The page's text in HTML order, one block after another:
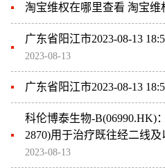
淘宝维权在哪里查看 淘宝维
广东省阳江市2023-08-13
2023-08-13
广东省阳江市2023-08-13
科伦博泰生物-B(06990.HK)
2870)用于治疗既往经二线
除的局部晚期、复发或转移
2023-08-13